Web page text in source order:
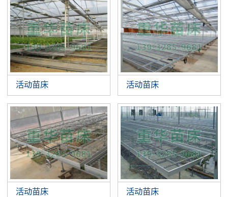
活动苗床 活动苗床
活动苗床 活动苗床